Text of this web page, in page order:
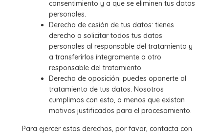
consentimiento y a que se eliminen tus datos
personales.
Derecho de cesión de tus datos: tienes
derecho a solicitar todos tus datos
personales al responsable del tratamiento y
a transferirlos íntegramente a otro
responsable del tratamiento.
Derecho de oposición: puedes oponerte al
tratamiento de tus datos. Nosotros
cumplimos con esto, a menos que existan
motivos justificados para el procesamiento.
Para ejercer estos derechos, por favor, contacta con